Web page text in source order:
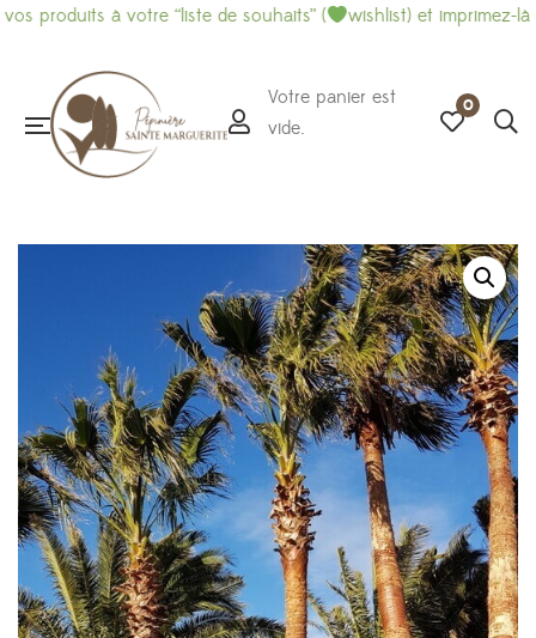
à votre “liste de souhaits” ( wishlist) et imprimez-là pour
Votre panier est
vide.
0